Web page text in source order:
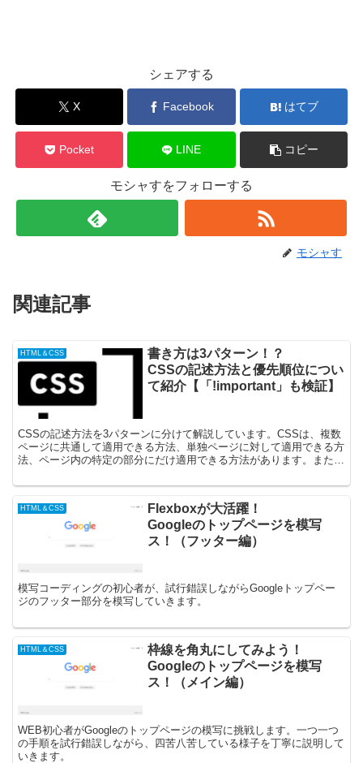
シェアする
X Facebook はてブ
Pocket LINE コピー
モシャすをフォローする
モシャす
関連記事
HTML＆CSS
書き方は3パターン！？
CSSの記述方法と優先順位につい
て紹介【「!important」も検証】
CSSの記述方法を3パターンに分けて解説しています。CSSは、複数
ページに共通して適用できる方法、単独ページに対して適用できる方
法、ページ内の特定の部分にだけ適用できる方法があります。また、
HTML＆CSS
Flexboxが大活躍！
Googleのトップページを模写
ス！（フッター編）
模写コーディングの初心者が、試行錯誤しながらGoogleトップペー
ジのフッター部分を模写していきます。
HTML＆CSS
枠線を角丸にしてみよう！
Googleのトップページを模写
ス！（メイン編）
WEB初心者がGoogleのトップページの模写に挑戦します。一つ一つ
の手順を試行錯誤しながら、四苦八苦している様子を丁寧に説明して
いきます。